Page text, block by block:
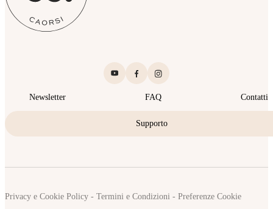
Newsletter FAQ Contatti
Supporto
Privacy e Cookie Policy - Termini e Condizioni - Preferenze Cookie